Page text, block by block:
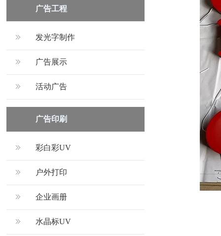
广告工程
发光字制作
广告展示
活动广告
广告印刷
彩白彩UV
户外打印
企业画册
水晶标UV